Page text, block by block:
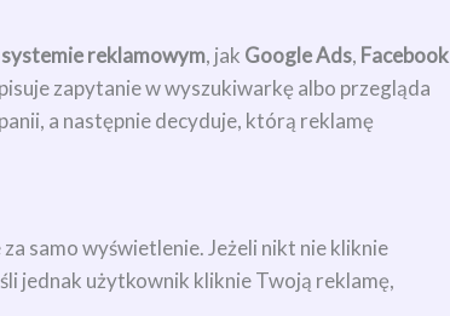
systemie reklamowym, jak Google Ads, Facebook
zapytanie w wyszukiwarkę albo przegląda
a następnie decyduje, którą reklamę
za samo wyświetlenie. Jeżeli nikt nie kliknie
jednak użytkownik kliknie Twoją reklamę,